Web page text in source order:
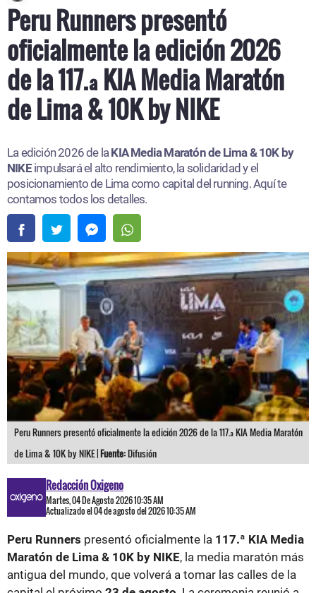
Peru Runners presentó
oficialmente la edición 2026
de la 117.ª KIA Media Maratón
de Lima & 10K by NIKE
La edición 2026 de la KIA Media Maratón de Lima & 10K by
NIKEimpulsará el alto rendimiento, la solidaridad y el
posicionamiento de Lima como capital del running. Aquí te
contamos todos los detalles.
Peru Runners presentó oficialmente la edición 2026 de la 117.ª KIA Media Maratón
de Lima & 10K by NIKE |Fuente:Difusión
Redacción Oxigeno
Martes, 04 De Agosto 2026 10:35 AM
Actualizado el 04 de agosto del 2026 10:35 AM
Peru Runners presentó oficialmente la 117.ª KIA Media
Maratón de Lima & 10K by NIKE, la media maratón más
antigua del mundo, que volverá a tomar las calles de la